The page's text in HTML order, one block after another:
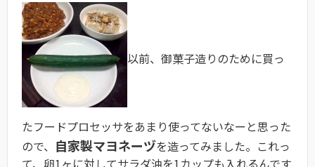
以前、御菓子造りのために買っ
たフードプロセッサをあまり使ってないなーと思った
ので、 自家製マヨネーヅを造ってみました。これっ